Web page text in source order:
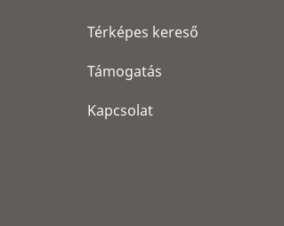
Térképes kereső
Támogatás
Kapcsolat